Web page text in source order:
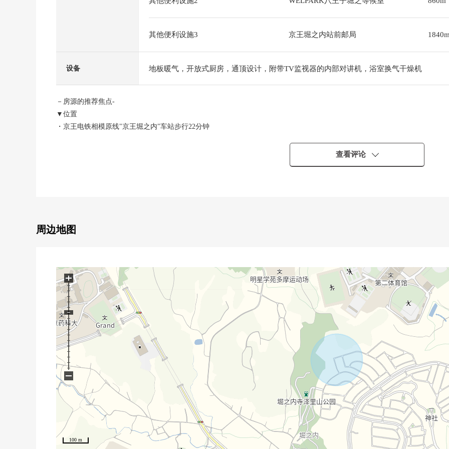
其他便利设施3 京王堀之内站前邮局
设备 地板暖气，开放式厨房，通顶设计，附带TV监视器的内部对讲机，浴室换气干燥机
－房源的推荐焦点-
▼位置
・京王电铁相模原线"京王堀之内"车站步行22分钟
・2018年5月築的4LDK
▼房间的特徴
・从餐厅感到四季的样子。
・约17张塌塌米宽敞的LDK
▼设备
・在厨房1具栓型净水器
・内装洗碗机
・浴室换气干燥机
・地板暖气(客厅部分)
・厕所在各层
・附带TV监视器的内部对讲机
■ 在找想要的家方面给予帮助的━━━━━・・・
房源的详细、需讨论是如有意向，请跟我们联系。
查看评论
周边地图
100 m
+
−